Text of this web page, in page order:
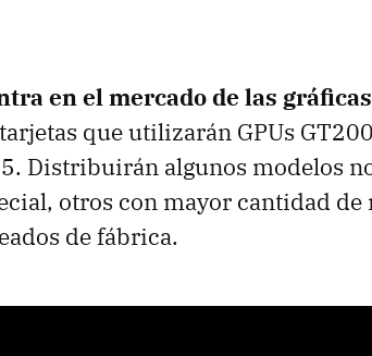
en el mercado de las
que utilizarán GPUs
Distribuirán algunos modelos
otros con mayor cantidad de
de fábrica.